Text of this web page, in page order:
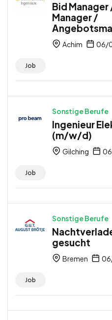
Bid
Manager /
Achim 06/
Job
Sonstige Berufe
Ingenieur
(m/w/d)
Gilching
Job
Sonstige Berufe
gesucht
Bremen
Job